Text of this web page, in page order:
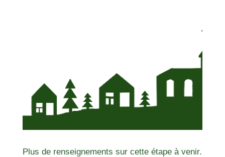
Plus de renseignements sur cette étape à venir.